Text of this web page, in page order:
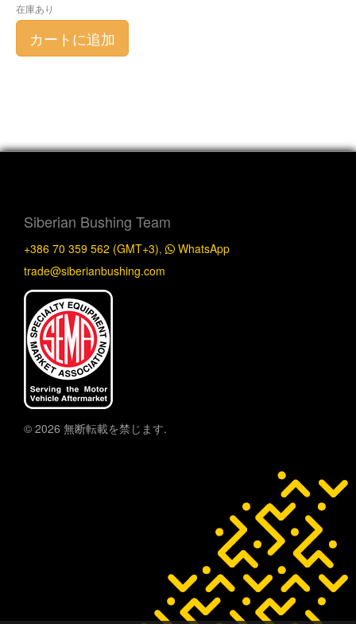
在庫あり
カートに追加
Siberian Bushing Team
+386 70 359 562 (GMT+3),
WhatsApp
trade@siberianbushing.com
© 2026 無断転載を禁じます.